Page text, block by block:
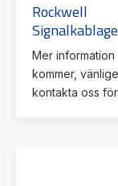
Rockwell
Signalkablage
Mer information
kommer,
kontakta oss för